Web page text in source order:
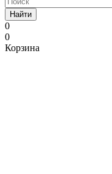
Найти
0
0
Корзина